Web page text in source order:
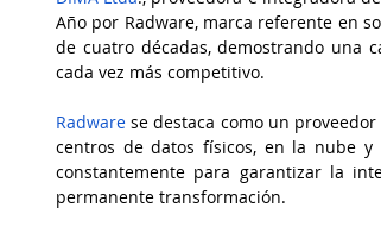
Año por Radware, marca referente en
de cuatro décadas, demostrando una
cada vez más competitivo.
Radware se destaca como un
centros de datos físicos, en la nube y
constantemente para garantizar la
permanente transformación.